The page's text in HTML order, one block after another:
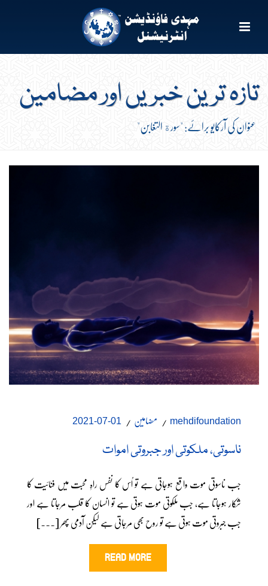
تازہ ترین خبریں اور مضامین
عنوان کی آرکایو برائے: "سورة التغابن"
mehdifoundation مضامین 01-07-2021
ناسوتی، ملکوتی اور جبروتی اموات
جب ناسوتی موت واقع ہوجاتی ہے تو اُس کا نفس راہِ محبت میں فنائیت کا
شکار ہوجاتا ہے، جب ملکوتی موت ہوتی ہے تو انسان کا قلب مرجاتا ہے اور
جب جبروتی موت ہوتی ہے تو روح بھی مرجاتی ہے لیکن آدمی پھر [...]
READ MORE